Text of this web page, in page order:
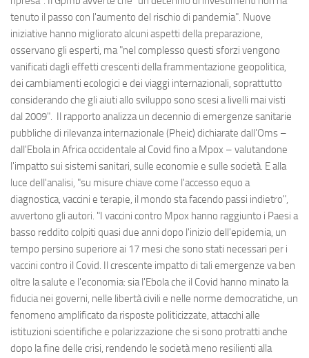
tenuto il passo con l'aumento del rischio di pandemia". Nuove
iniziative hanno migliorato alcuni aspetti della preparazione,
osservano gli esperti, ma "nel complesso questi sforzi vengono
vanificati dagli effetti crescenti della frammentazione geopolitica,
dei cambiamenti ecologici e dei viaggi internazionali, soprattutto
considerando che gli aiuti allo sviluppo sono scesi a livelli mai visti
dal 2009". Il rapporto analizza un decennio di emergenze sanitarie
pubbliche di rilevanza internazionale (Pheic) dichiarate dall'Oms –
dall'Ebola in Africa occidentale al Covid fino a Mpox – valutandone
l'impatto sui sistemi sanitari, sulle economie e sulle società. E alla
luce dell'analisi, "su misure chiave come l'accesso equo a
diagnostica, vaccini e terapie, il mondo sta facendo passi indietro",
avvertono gli autori. "I vaccini contro Mpox hanno raggiunto i Paesi a
basso reddito colpiti quasi due anni dopo l'inizio dell'epidemia, un
tempo persino superiore ai 17 mesi che sono stati necessari per i
vaccini contro il Covid. Il crescente impatto di tali emergenze va ben
oltre la salute e l'economia: sia l'Ebola che il Covid hanno minato la
fiducia nei governi, nelle libertà civili e nelle norme democratiche, un
fenomeno amplificato da risposte politicizzate, attacchi alle
istituzioni scientifiche e polarizzazione che si sono protratti anche
dopo la fine delle crisi, rendendo le società meno resilienti alla